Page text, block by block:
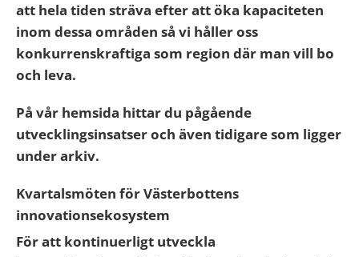
att hela tiden sträva efter att öka kapaciteten
inom dessa områden så vi håller oss
konkurrenskraftiga som region där man vill bo
och leva.
På vår hemsida hittar du pågående
utvecklingsinsatser och även tidigare som ligger
under arkiv.
Kvartalsmöten för Västerbottens
innovationsekosystem
För att kontinuerligt utveckla